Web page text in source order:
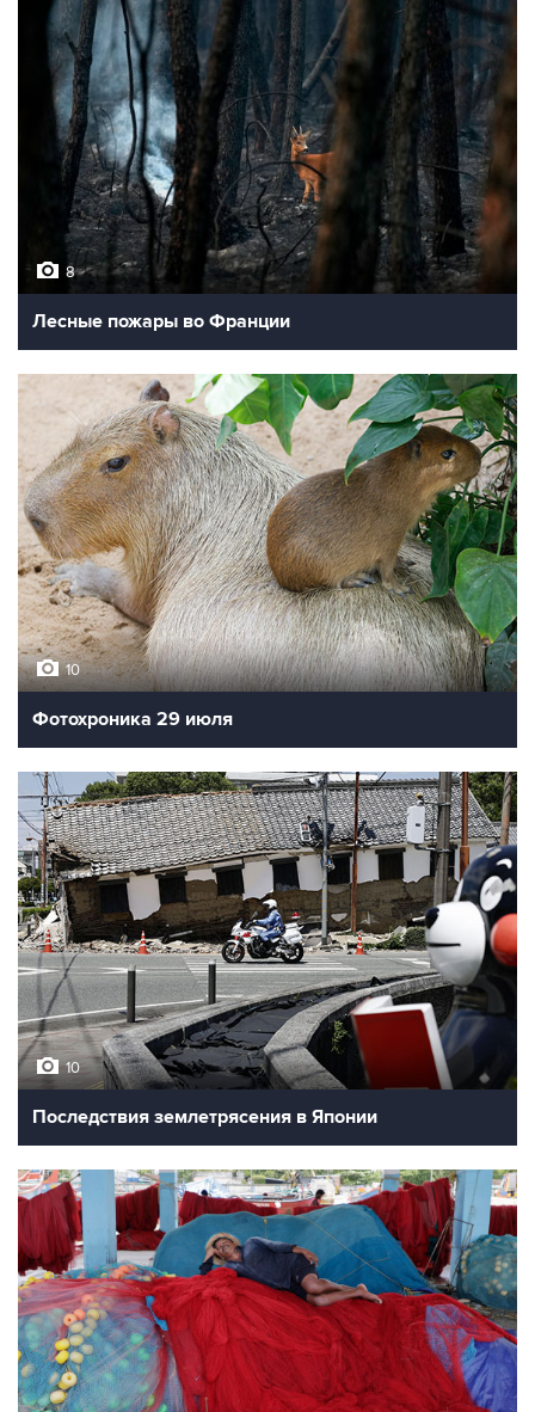
8
Лесные пожары во Франции
10
Фотохроника 29 июля
10
Последствия землетрясения в Японии